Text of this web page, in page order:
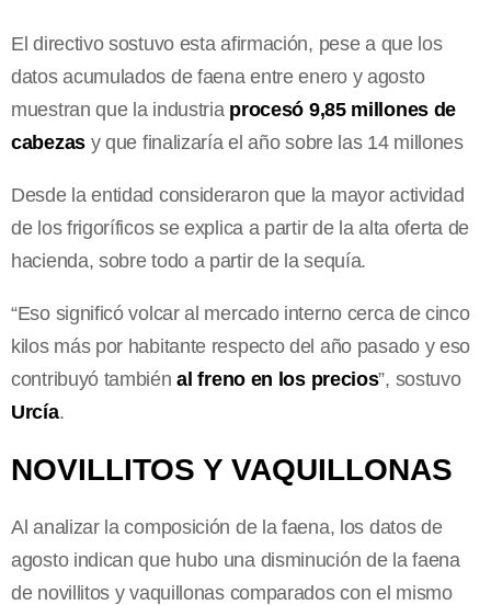
El directivo sostuvo esta afirmación, pese a que los
datos acumulados de faena entre enero y agosto
muestran que la industria procesó 9,85 millones de
cabezasy que finalizaría el año sobre las 14 millones
Desde la entidad consideraron que la mayor actividad
de los frigoríficos se explica a partir de la alta oferta de
hacienda, sobre todo a partir de la sequía.
“Eso significó volcar al mercado interno cerca de cinco
kilos más por habitante respecto del año pasado y eso
contribuyó tambiénal freno en los precios”, sostuvo
Urcía.
NOVILLITOS Y VAQUILLONAS
Al analizar la composición de la faena, los datos de
agosto indican que hubo una disminución de la faena
de novillitos y vaquillonas comparados con el mismo